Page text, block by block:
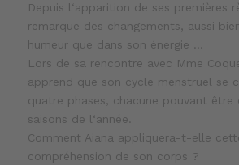
Depuis l‘apparition de ses premières
remarque des changements, aussi
humeur que dans son énergie …
Lors de sa rencontre avec Mme
apprend que son cycle menstruel se
quatre phases, chacune pouvant être
saisons de l‘année.
Comment Aiana appliquera-t-elle
compréhension de son corps ?